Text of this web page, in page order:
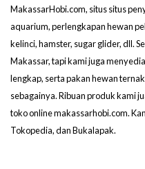
MakassarHobi.com, situs situs
aquarium, perlengkapan hewan
kelinci, hamster, sugar glider, dll.
Makassar, tapi kami juga
lengkap, serta pakan hewan
sebagainya. Ribuan produk kami
toko online makassarhobi.com.
Tokopedia, dan Bukalapak.